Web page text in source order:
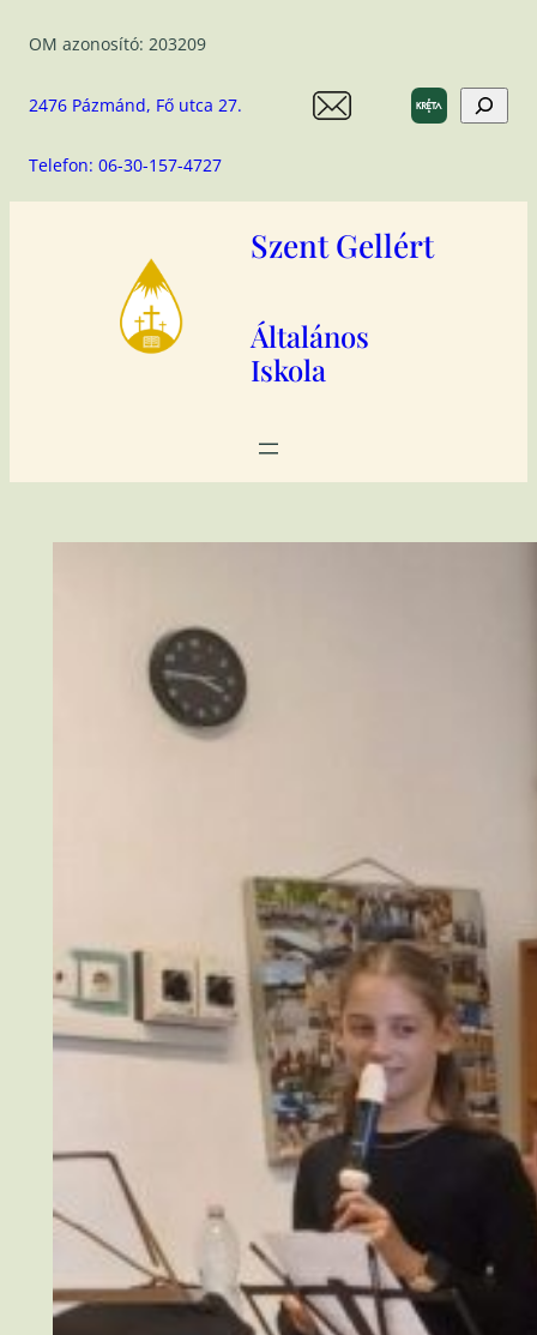
OM azonosító: 203209
2476 Pázmánd, Fő utca 27.
Telefon: 06-30-157-4727
Search
Szent Gellért
Általános
Iskola